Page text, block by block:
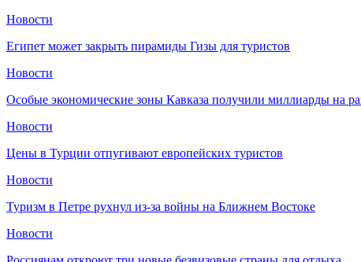
Новости
Египет может закрыть пирамиды Гизы для туристов
Новости
Особые экономические зоны Кавказа получили миллиарды на
Новости
Цены в Турции отпугивают европейских туристов
Новости
Туризм в Петре рухнул из-за войны на Ближнем Востоке
Новости